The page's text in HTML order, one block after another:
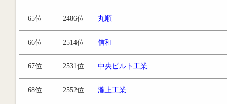
65位 2486位 丸順
66位 2514位 信和
67位 2531位 中央ビルト工業
68位 2552位 瀧上工業